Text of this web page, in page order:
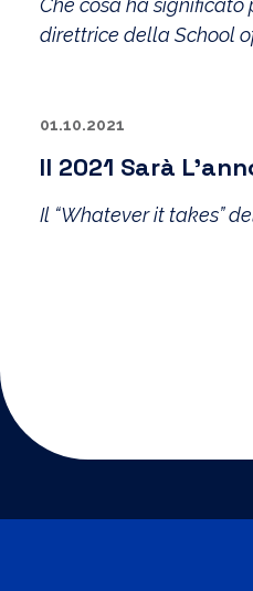
Che cosa ha
direttrice della School
01.10.2021
Il 2021 Sarà
Il “Whatever it takes”